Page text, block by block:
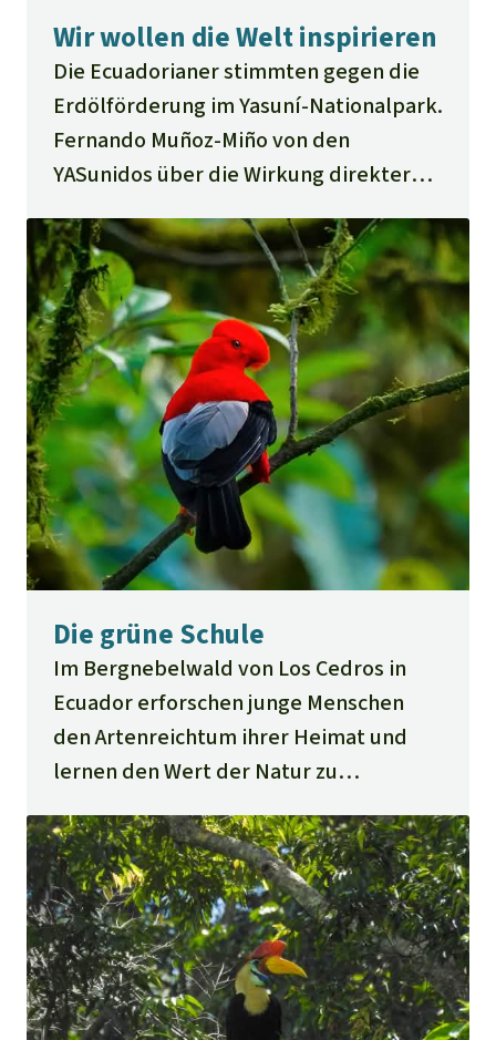
Wir wollen die Welt inspirieren
Die Ecuadorianer stimmten gegen die
Erdölförderung im Yasuní-Nationalpark.
Fernando Muñoz-Miño von den
YASunidos über die Wirkung direkter
Die grüne Schule
Im Bergnebelwald von Los Cedros in
Ecuador erforschen junge Menschen
den Artenreichtum ihrer Heimat und
lernen den Wert der Natur zu